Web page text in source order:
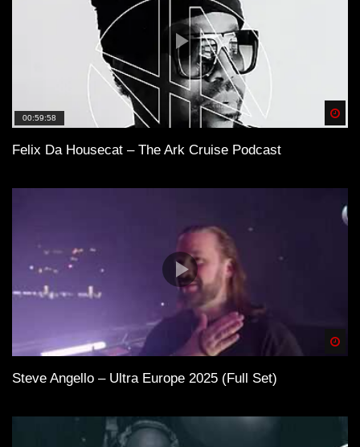
00:59:58
Felix Da Housecat – The Ark Cruise Podcast
Steve Angello – Ultra Europe 2025 (Full Set)